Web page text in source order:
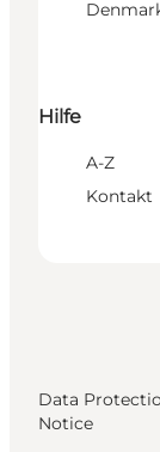
Hilfe
A-Z
Kontakt
Data
Notice